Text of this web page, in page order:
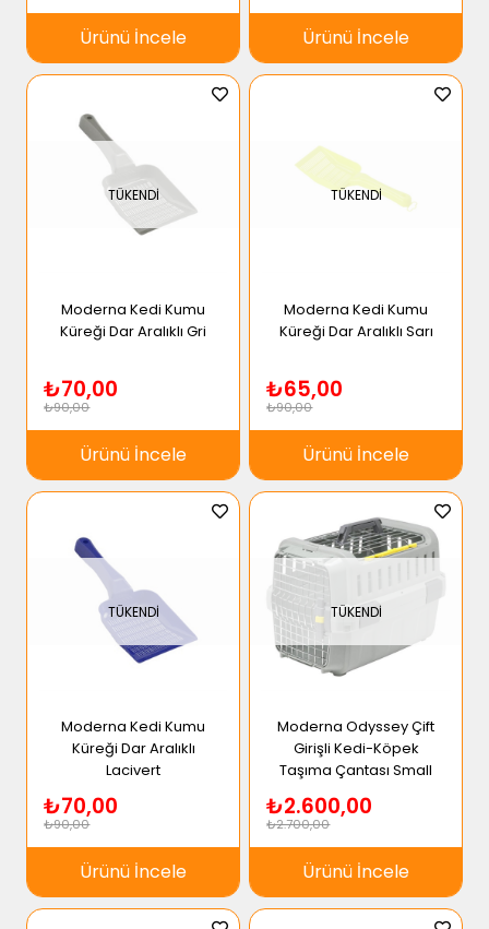
Ürünü İncele Ürünü İncele
TÜKENDI
Moderna Kedi Kumu
Küreği Dar Aralıklı Gri
₺70,00
₺90,00
Ürünü İncele
TÜKENDI
Moderna Kedi Kumu
Küreği Dar Aralıklı Sarı
₺65,00
₺90,00
Ürünü İncele
TÜKENDI
Moderna Kedi Kumu
Küreği Dar Aralıklı
Lacivert
₺70,00
₺90,00
Ürünü İncele
TÜKENDI
Moderna Odyssey Çift
Girişli Kedi-Köpek
Taşıma Çantası Small
₺2.600,00
₺2.700,00
Ürünü İncele